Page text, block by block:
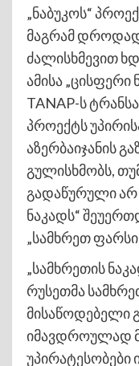
„ნაბუკოს“
მაგრამ
ძალისხმევით
ამისა „ცისფერი
TANAP-ს
პროექტს
აზერბაიჯანის
გულისხმობს,
გადაწურული არ
ნაკადს“
„სამხრეთ
„სამხრეთის
რუსეთმა
მისაწოდებელი
იმავდროულად
უპირატესობები